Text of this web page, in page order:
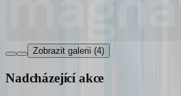
Zobrazit galerii (4)
Nadcházející akce